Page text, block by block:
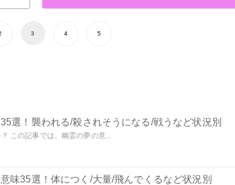
3 4 5
選！襲われる/殺されそうになる/戦うなど状況別
この記事では、幽霊の夢の意...
味35選！体につく/大量/飛んでくるなど状況別